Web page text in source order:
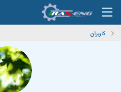
کاربران